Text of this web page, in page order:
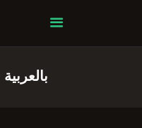
JUMU'AH 3- بالعربية
Badr